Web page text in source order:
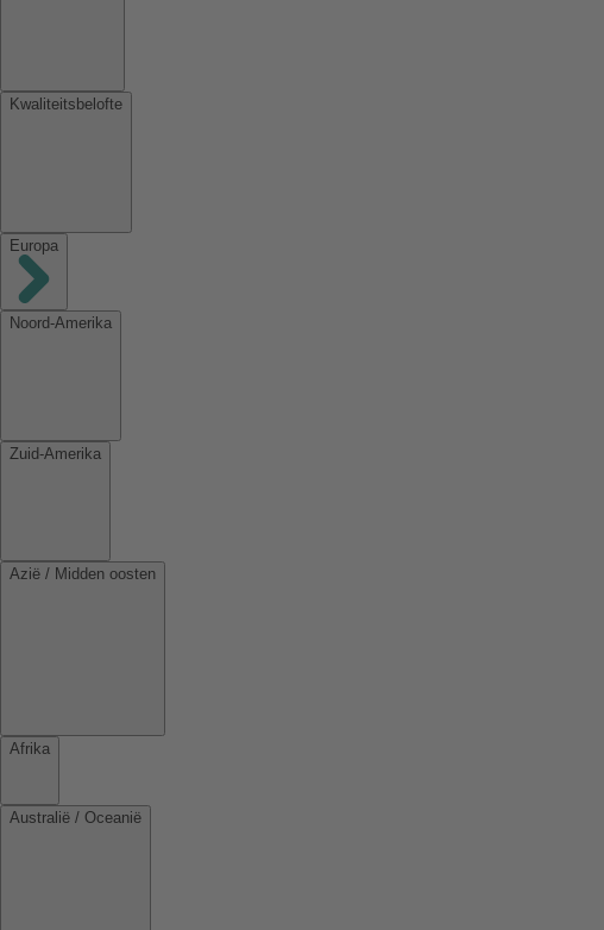
Kwaliteitsbelofte
Europa
Noord-Amerika
Zuid-Amerika
Azië / Midden oosten
Afrika
Australië / Oceanië